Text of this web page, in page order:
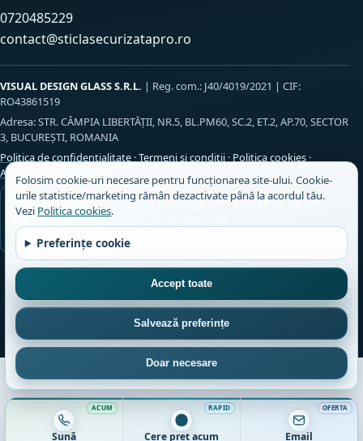
0720485229
contact@sticlasecurizatapro.ro
VISUAL DESIGN GLASS S.R.L. | Reg. com.: J40/4019/2021 | CIF:
RO43861519
Adresa: STR. CÂMPIA LIBERTĂŢII, NR.5, BL.PM60, SC.2, ET.2, AP.70, SECTOR
3, BUCUREŞTI, ROMANIA
Politica de confidențialitate ·Termeni și condiții · Politica cookies ·
ANSPDCP
Website realizat deMarian Dumitru(Developer cu 18 ani
experiență). Responsabil de strategie de conținut,
arhitectură informațională și paginare web.
Sună Cere preț acum Email
Folosim cookie-uri necesare pentru funcționarea site-ului. Cookie-
urile statistice/marketing rămân dezactivate până la acordul tău.
Vezi Politica cookies.
Preferințe cookie
Accept toate
Salvează preferințe
Doar necesare